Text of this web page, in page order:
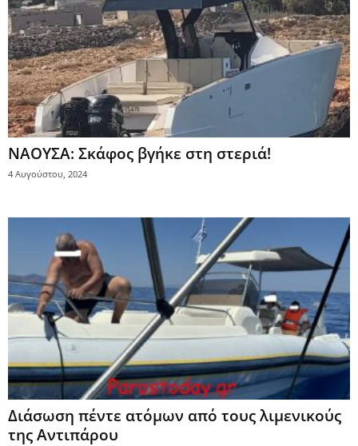
ΝΑΟΥΣΑ: Σκάφος βγήκε στη στεριά!
4 Αυγούστου, 2024
Διάσωση πέντε ατόμων από τους λιμενικούς
της Αντιπάρου